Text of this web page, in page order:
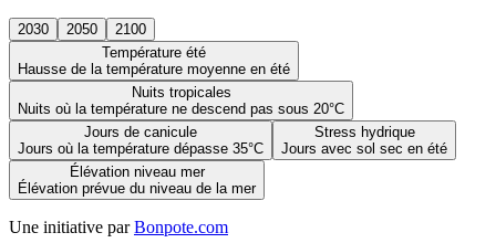
2030 2050
2100
Température été
Hausse de la température moyenne en été
Nuits tropicales
Nuits où la température ne descend pas sous 20°C
Jours de canicule
Jours où la température dépasse 35°C
Stress hydrique
Jours avec sol sec en été
Élévation niveau mer
Élévation prévue du niveau de la mer
Une initiative par Bonpote.com